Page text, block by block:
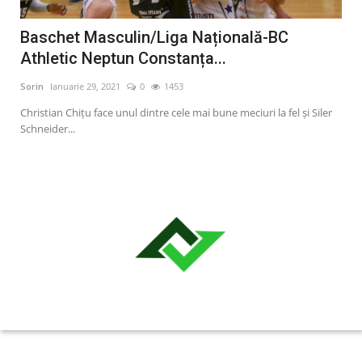
Baschet Masculin/Liga Națională-BC
Athletic Neptun Constanța...
Sorin Ianuarie 29, 2021 0 1453
Christian Chițu face unul dintre cele mai bune meciuri la fel și Siler
Schneider...